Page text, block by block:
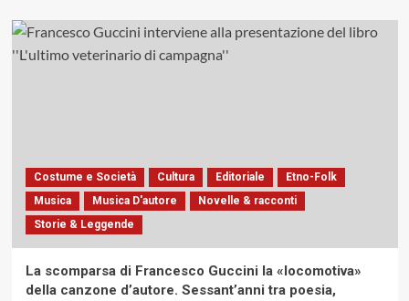
Costume e Società Cultura Editoriale
Etno-Folk
Musica
Musica D'autore
Novelle & racconti
Storie & Leggende
La scomparsa di Francesco Guccini la «locomotiva»
della canzone d’autore. Sessant’anni tra poesia,